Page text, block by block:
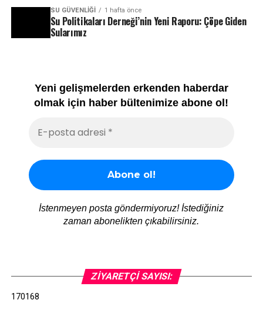
SU GÜVENLIĞI 1 hafta önce
Su Politikaları Derneği’nin Yeni Raporu: Çöpe Giden
Sularımız
Yeni gelişmelerden erkenden haberdar
olmak için haber bültenimize abone ol!
İstenmeyen posta göndermiyoruz! İstediğiniz
zaman abonelikten çıkabilirsiniz.
ZIYARETÇI SAYISI:
170168